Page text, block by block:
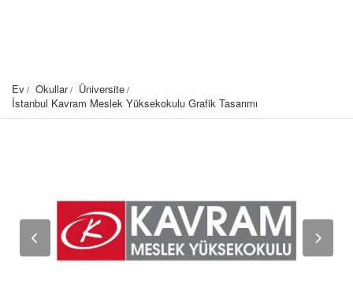
Ev Okullar
Üniversite
İstanbul Kavram Meslek Yüksekokulu Grafik Tasarımı